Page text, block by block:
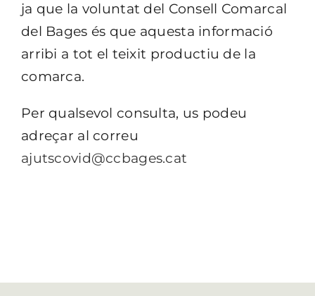
ja que la voluntat del Consell Comarcal
del Bages és que aquesta informació
arribi a tot el teixit productiu de la
comarca.
Per qualsevol consulta, us podeu
adreçar al correu
ajutscovid@ccbages.cat